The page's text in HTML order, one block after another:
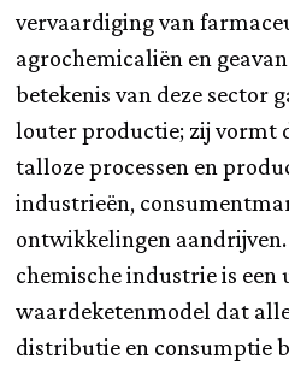
vervaardiging van
agrochemicaliën en
betekenis van deze sector
louter productie; zij vormt
talloze processen en
industrieën,
ontwikkelingen
chemische industrie is
waardeketenmodel dat
distributie en consumptie